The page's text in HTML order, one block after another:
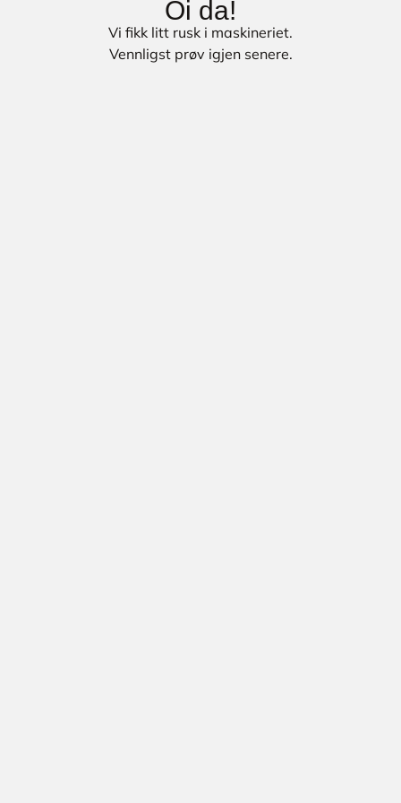
Oi da!
Vi fikk litt rusk i maskineriet.
Vennligst prøv igjen senere.